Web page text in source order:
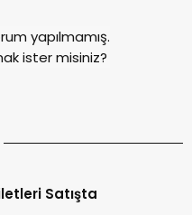
yapılmamış.
ister misiniz?
Satışta